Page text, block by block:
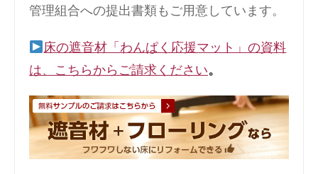
管理組合への提出書類もご用意しています。
床の遮音材「わんぱく応援マット」の資料
は、こちらからご請求ください。